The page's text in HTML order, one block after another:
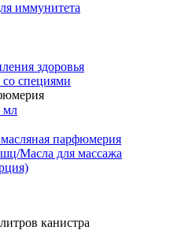
иммунитета
здоровья
специями
мл
парфюмерия
Масла для массажа
канистра